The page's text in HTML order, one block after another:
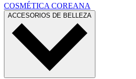
COSMÉTICA COREANA
ACCESORIOS DE BELLEZA